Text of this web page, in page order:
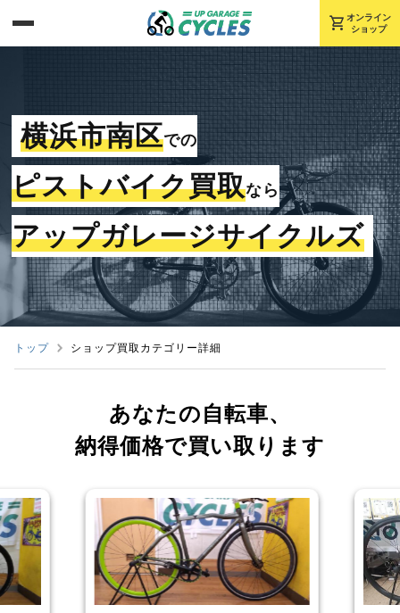
shopping_cart オンライン
ショップ
横浜市南区での
ピストバイク買取なら
アップガレージサイクルズ
トップ ショップ買取カテゴリー詳細
あなたの自転車、
納得価格で買い取ります